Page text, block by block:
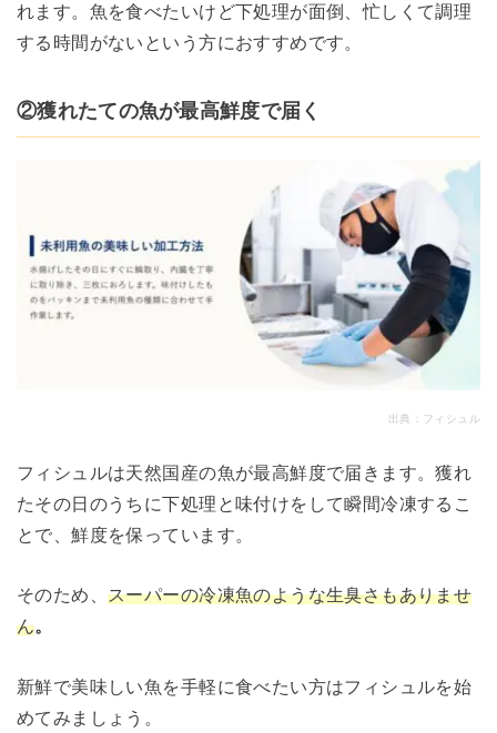
れます。魚を食べたいけど下処理が面倒、忙しくて調理
する時間がないという方におすすめです。
②獲れたての魚が最高鮮度で届く
出典： フィシュル
フィシュルは天然国産の魚が最高鮮度で届きます。獲れ
たその日のうちに下処理と味付けをして瞬間冷凍するこ
とで、鮮度を保っています。
そのため、スーパーの冷凍魚のような生臭さもありませ
ん。
新鮮で美味しい魚を手軽に食べたい方はフィシュルを始
めてみましょう。